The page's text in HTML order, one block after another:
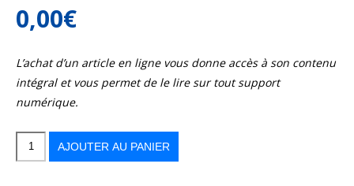
0,00€
L’achat d’un article en ligne vous donne accès à son contenu
intégral et vous permet de le lire sur tout support
numérique.
quantité
AJOUTER AU PANIER